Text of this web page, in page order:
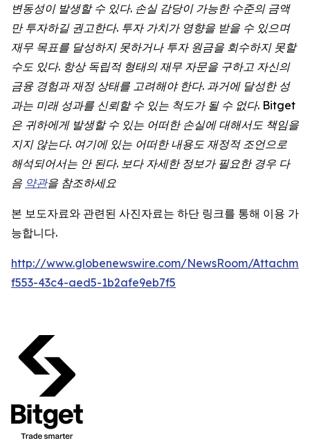
변동성이 발생할 수 있다. 손실 감당이 가능한 수준의 금액
만 투자하길 권고한다. 투자 가치가 영향을 받을 수 있으며
재무 목표를 달성하지 못하거나 투자 원금을 회수하지 못할
수도 있다. 항상 독립적 형태의 재무 자문을 구하고 자신의
금융 경험과 재정 상태를 고려해야 한다. 과거에 달성한 성
과는 미래 성과를 신뢰할 수 있는 척도가 될 수 없다. Bitget
은 귀하에게 발생할 수 있는 어떠한 손실에 대해서도 책임을
지지 않는다. 여기에 있는 어떠한 내용도 재정적 조언으로
해석되어서는 안 된다. 보다 자세한 정보가 필요한 경우 다
음 약관을 참조하세요
본 보도자료와 관련된 사진자료는 하단 링크를 통해 이용 가
능합니다.
http://www.globenewswire.com/NewsRoom/
f553-43c4-aed5-1b2afe9eb7f5